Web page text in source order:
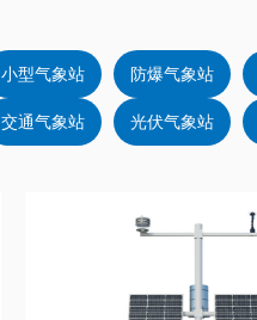
小型气象站 防爆气象站
交通气象站 光伏气象站